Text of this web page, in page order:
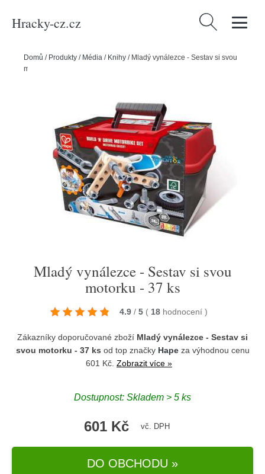
Hracky-cz.cz Vyhledávání
Domů / Produkty / Média / Knihy / Mladý vynálezce - Sestav si svou
motorku - 37 ks
Mladý vynálezce - Sestav si svou
motorku - 37 ks
4.9 / 5 ( 18 hodnocení )
Zákazníky doporučované zboží Mladý vynálezce - Sestav si
svou motorku - 37 ks od top značky Hapeza výhodnou cenu
601 Kč. Zobrazit více »
Dostupnost: Skladem > 5 ks
601 Kč vč. DPH
DO OBCHODU »